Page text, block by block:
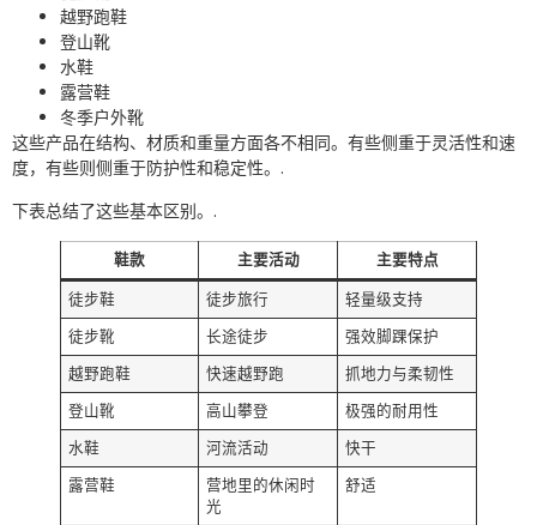
越野跑鞋
登山靴
水鞋
露营鞋
冬季户外靴
这些产品在结构、材质和重量方面各不相同。有些侧重于灵活性和速
度，有些则侧重于防护性和稳定性。.
下表总结了这些基本区别。.
鞋款 主要活动
主要特点
徒步鞋
徒步旅行
轻量级支持
徒步靴
长途徒步
强效脚踝保护
越野跑鞋
快速越野跑
抓地力与柔韧性
登山靴
高山攀登
极强的耐用性
水鞋
河流活动
快干
露营鞋
营地里的休闲时
光
舒适